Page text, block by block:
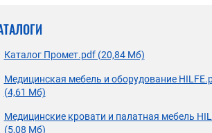
Каталог Промет.pdf (20,84 Мб)
Медицинская мебель и оборудование
(4,61 Мб)
Медицинские кровати и палатная мебель
(5,08 Мб)